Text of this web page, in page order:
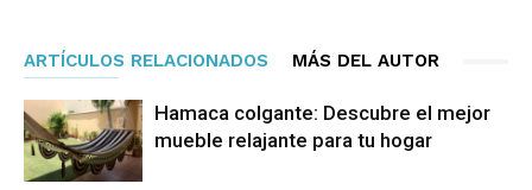
ARTÍCULOS RELACIONADOS MÁS DEL AUTOR
Hamaca colgante: Descubre el mejor
mueble relajante para tu hogar